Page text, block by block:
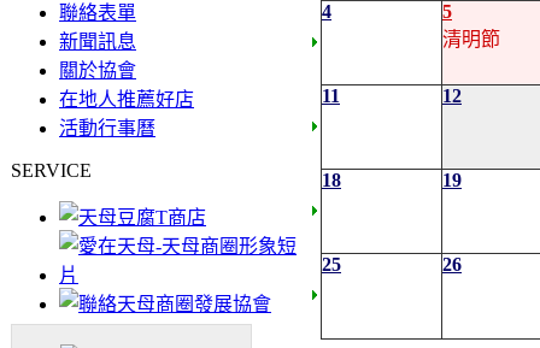
聯絡表單
新聞訊息
關於協會
在地人推薦好店
活動行事曆
SERVICE
4
5
清明節
11 12
18 19
25 26